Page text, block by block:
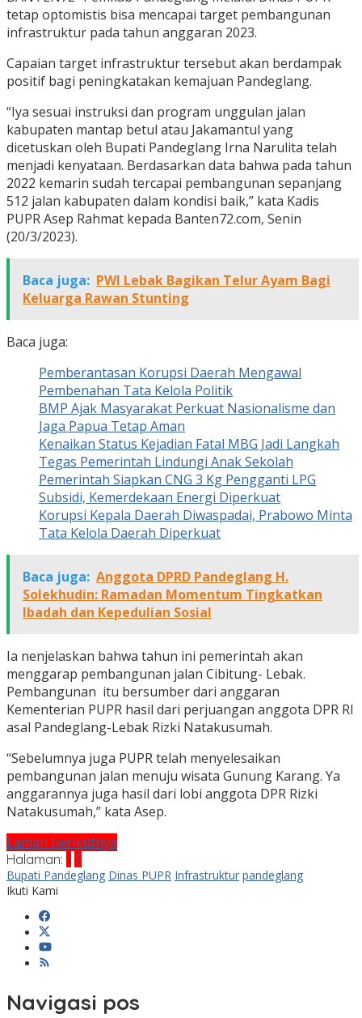
tetap optomistis bisa mencapai target pembangunan
infrastruktur pada tahun anggaran 2023.
Capaian target infrastruktur tersebut akan berdampak
positif bagi peningkatakan kemajuan Pandeglang.
“Iya sesuai instruksi dan program unggulan jalan
kabupaten mantap betul atau Jakamantul yang
dicetuskan oleh Bupati Pandeglang Irna Narulita telah
menjadi kenyataan. Berdasarkan data bahwa pada tahun
2022 kemarin sudah tercapai pembangunan sepanjang
512 jalan kabupaten dalam kondisi baik,” kata Kadis
PUPR Asep Rahmat kepada Banten72.com, Senin
(20/3/2023).
Baca juga: PWI Lebak Bagikan Telur Ayam Bagi
Keluarga Rawan Stunting
Baca juga:
Pemberantasan Korupsi Daerah Mengawal
Pembenahan Tata Kelola Politik
BMP Ajak Masyarakat Perkuat Nasionalisme dan
Jaga Papua Tetap Aman
Kenaikan Status Kejadian Fatal MBG Jadi Langkah
Tegas Pemerintah Lindungi Anak Sekolah
Pemerintah Siapkan CNG 3 Kg Pengganti LPG
Subsidi, Kemerdekaan Energi Diperkuat
Korupsi Kepala Daerah Diwaspadai, Prabowo Minta
Tata Kelola Daerah Diperkuat
Baca juga: Anggota DPRD Pandeglang H.
Solekhudin: Ramadan Momentum Tingkatkan
Ibadah dan Kepedulian Sosial
Ia nenjelaskan bahwa tahun ini pemerintah akan
menggarap pembangunan jalan Cibitung- Lebak.
Pembangunan itu bersumber dari anggaran
Kementerian PUPR hasil dari perjuangan anggota DPR RI
asal Pandeglang-Lebak Rizki Natakusumah.
“Sebelumnya juga PUPR telah menyelesaikan
pembangunan jalan menuju wisata Gunung Karang. Ya
anggarannya juga hasil dari lobi anggota DPR Rizki
Natakusumah,” kata Asep.
Laman berikutnya
Halaman: 1 2
Bupati Pandeglang Dinas PUPR Infrastruktur pandeglang
Ikuti Kami
Navigasi pos